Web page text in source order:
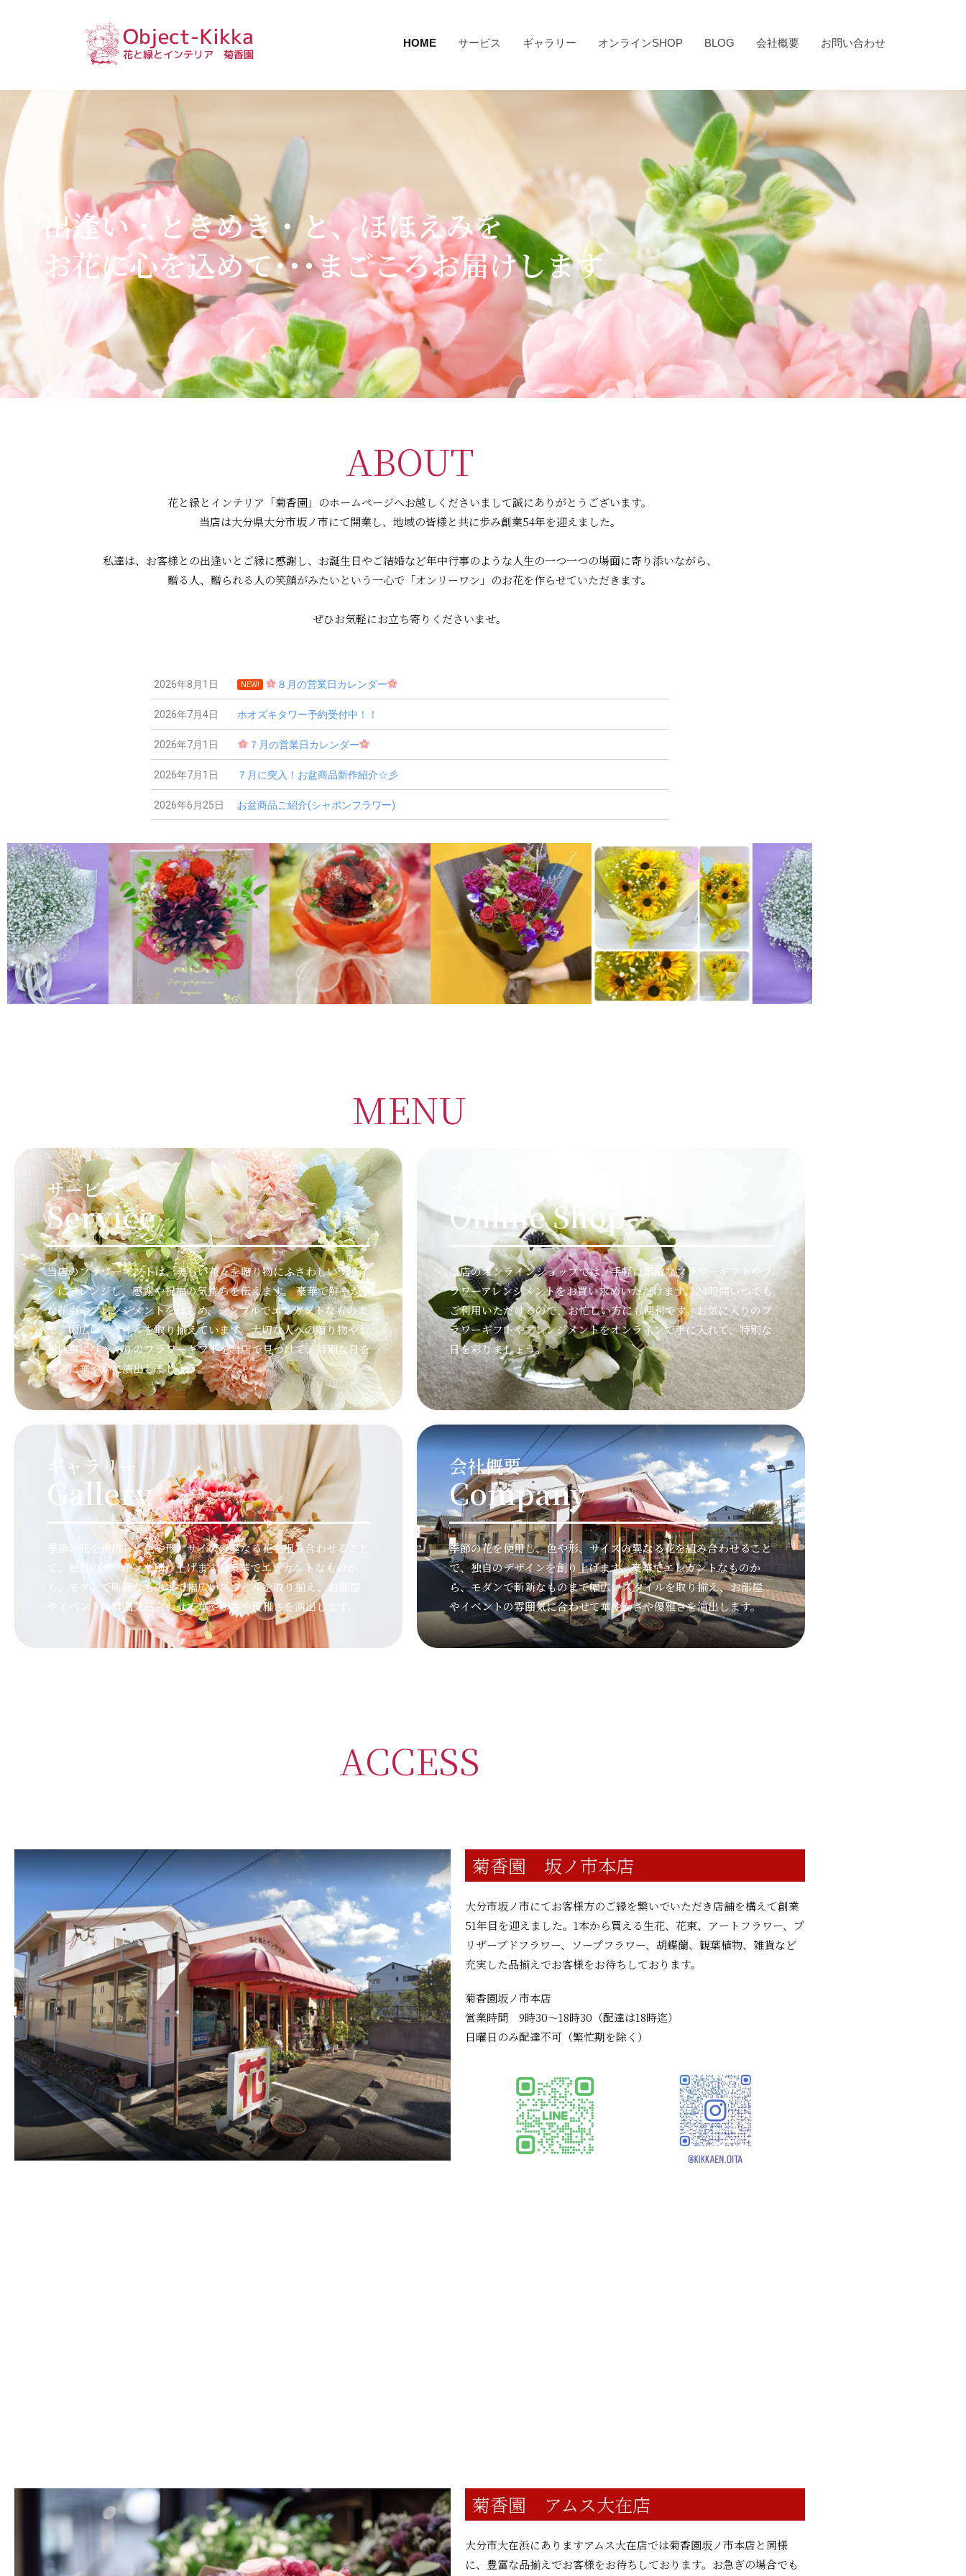
ン
テ
リ
ア
園
HOME サービス ギャラリー オンラインSHOP BLOG 会社概要 お問い合わせ
出逢い・ときめき・と、ほほえみを
お花に心を込めて･･･まごころお届けします
ABOUT
花と緑とインテリア「菊香園」のホームページへお越しくださいまして誠にありがとうございます。
当店は大分県大分市坂ノ市にて開業し、地域の皆様と共に歩み創業54年を迎えました。
私達は、お客様との出逢いとご縁に感謝し、お誕生日やご結婚など年中行事のような人生の一つ一つの場面に寄り添いながら、
贈る人、贈られる人の笑顔がみたいという一心で「オンリーワン」のお花を作らせていただきます。
ぜひお気軽にお立ち寄りくださいませ。
2026年8月1日 NEW! ８月の営業日カレンダー
2026年7月4日 ホオズキタワー予約受付中！！
2026年7月1日 ７月の営業日カレンダー
2026年7月1日 ７月に突入！お盆商品新作紹介☆彡
2026年6月25日 お盆商品ご紹介(シャボンフラワー)
MENU
サービス
Service
当店のフラワーギフトは、美しい花々を贈り物にふさわしいデザイ
ンにアレンジし、感謝や祝福の気持ちを伝えます。 豪華で鮮やか
な花束やアレンジメントをはじめ、シンプルでエレガントなものま
で、幅広いスタイルを取り揃えています。大切な人への贈り物やお
祝い事にぴったりのフラワーギフトを当店で見つけて、特別な日を
さらに華やかに演出しましょう。
Online Shop
当店のオンラインショップでは、手軽に素敵なフラワーギフトやフ
ラワーアレンジメントをお買い求めいただけます。24時間いつでも
ご利用いただけるので、お忙しい方にも便利です。お気に入りのフ
ラワーギフトやアレンジメントをオンラインで手に入れて、特別な
日を彩りましょう。
ギャラリー
Gallery
季節の花を使用し、色や形、サイズの異なる花を組み合わせること
で、独自のデザインを創り上げます。豪華でエレガントなものか
ら、モダンで斬新なものまで幅広いスタイルを取り揃え、お部屋
やイベントの雰囲気に合わせて華やかさや優雅さを演出します。
会社概要
Company
季節の花を使用し、色や形、サイズの異なる花を組み合わせること
で、独自のデザインを創り上げます。豪華でエレガントなものか
ら、モダンで斬新なものまで幅広いスタイルを取り揃え、お部屋
やイベントの雰囲気に合わせて華やかさや優雅さを演出します。
ACCESS
菊香園 坂ノ市本店
大分市坂ノ市にてお客様方のご縁を繋いでいただき店舗を構えて創業
51年目を迎えました。1本から買える生花、花束、アートフラワー、プ
リザーブドフラワー、ソープフラワー、胡蝶蘭、観葉植物、雑貨など
充実した品揃えでお客様をお待ちしております。
菊香園坂ノ市本店
営業時間 9時30〜18時30（配達は18時迄）
日曜日のみ配達不可（繁忙期を除く）
菊香園 アムス大在店
大分市大在浜にありますアムス大在店では菊香園坂ノ市本店と同様
に、豊富な品揃えでお客様をお待ちしております。お急ぎの場合でも
緑
と
菊
香
園